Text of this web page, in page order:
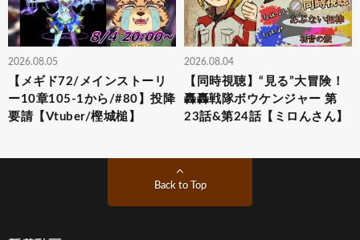
2026.08.05
【メギド72/メインストーリ
ー10章105-1から/#80】投降
要請【Vtuber/樫城槌】
2026.08.04
【同時視聴】“見る”大冒険！
轟轟戦隊ボウケンジャー 第
23話&第24話【ミロんさん】
Back to Top